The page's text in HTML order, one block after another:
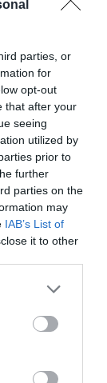
parties, or
for
opt-out
that after your
seeing
utilized by
prior to
further
parties on the
may
IAB’s List of
it to other